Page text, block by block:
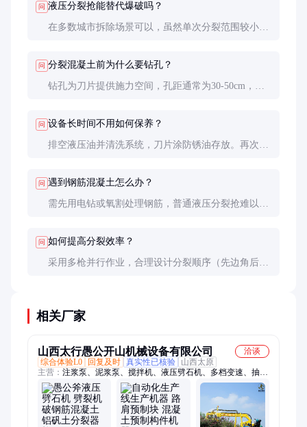
问 液压分裂抢能替代爆破吗？
在多数城市拆除场景可以，虽然单次分裂范围较小，
问 分裂混凝土前为什么要钻孔？
钻孔为刀片提供施力空间，孔距通常为30-50cm，孔
问 设备长时间不用如何保养？
排空液压油并清洗系统，刀片涂防锈油存放。再次使
问 遇到钢筋混凝土怎么办？
需先用电钻或氧割处理钢筋，普通液压分裂抢难以直
问 如何提高分裂效率？
采用多枪并行作业，合理设计分裂顺序（先边角后中
相关厂家
山西太行愚公开山机械设备有限公司
洽谈
综合体验L0
回复及时 真实性已核验
山西太原
主营： 注浆泵、泥浆泵、搅拌机、液压劈石机、多档变速、抽稀
泥浆、煤矿抽黄泥、道路修剪机、绿篱修剪机、桥梁压浆机、高
速修剪机、井下灌浆泵、活塞泵螺杆泵、大流量注浆机、水泥浆
单缸泵、灌浆泵灰浆泵、灰浆矿渣排污泵、高速公路修剪机、地
基加固灌浆泵、供水专用输水泵、高压电动灌浆泵、陶瓷石蜡输